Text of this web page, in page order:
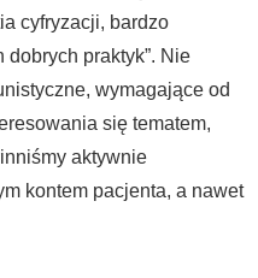
cyfryzacji, bardzo
praktyk”. Nie
wymagające od
się tematem,
aktywnie
kontem pacjenta, a nawet